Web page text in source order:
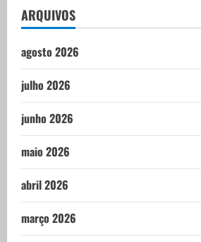
ARQUIVOS
agosto 2026
julho 2026
junho 2026
maio 2026
abril 2026
março 2026